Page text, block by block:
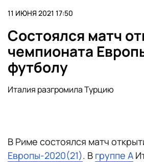
11 ИЮНЯ 2021 17:50
Состоялся матч
чемпионата
футболу
Италия разгромила Турцию
В Риме состоялся матч
Европы-2020(21). В группе А